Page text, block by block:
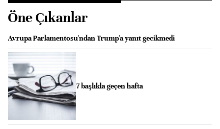
Öne Çıkanlar
Avrupa Parlamentosu'ndan Trump'a yanıt gecikmedi
7 başlıkla geçen hafta